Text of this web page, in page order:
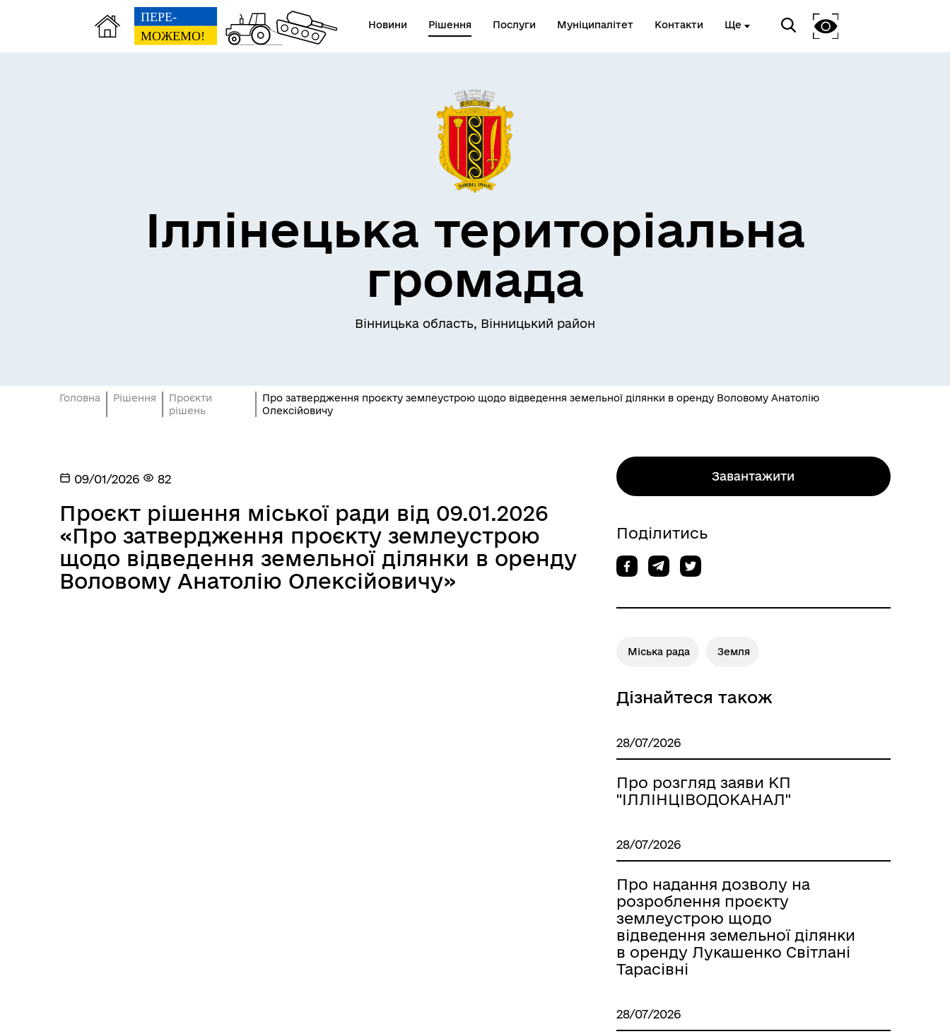
Новини Рішення Послуги Муніципалітет Контакти Ще
Іллінецька територіальна
громада
Вінницька область, Вінницький район
Головна Рішення
Проєкти
рішень
Про затвердження проєкту землеустрою щодо відведення земельної ділянки в оренду Воловому Анатолію
Олексійовичу
09/01/2026 82
Проєкт рішення міської ради від 09.01.2026
«Про затвердження проєкту землеустрою
щодо відведення земельної ділянки в оренду
Воловому Анатолію Олексійовичу»
Завантажити
Поділитись
Міська рада Земля
Дізнайтеся також
28/07/2026
Про розгляд заяви КП
"ІЛЛІНЦІВОДОКАНАЛ"
28/07/2026
Про надання дозволу на
розроблення проєкту
землеустрою щодо
відведення земельної ділянки
в оренду Лукашенко Світлані
Тарасівні
28/07/2026